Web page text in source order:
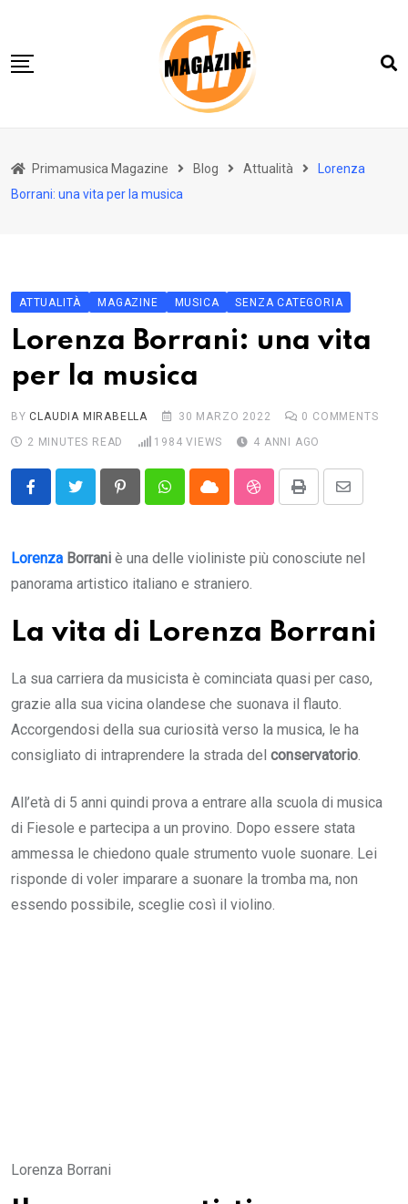
content
Blog
Primamusica Magazine Blog Attualità
Lorenza
Borrani: una vita per la musica
ATTUALITÀ MAGAZINE MUSICA SENZA CATEGORIA
Lorenza Borrani: una vita
per la musica
BY CLAUDIA MIRABELLA 30 MARZO 2022 0 COMMENTS
2 MINUTES READ
1984 VIEWS 4 ANNI AGO
PinterestWhatsappCloud StumbleUpon
Print
Share
Email
Lorenza Borrani è una delle violiniste più conosciute nel
panorama artistico italiano e straniero.
La vita di Lorenza Borrani
La sua carriera da musicista è cominciata quasi per caso,
grazie alla sua vicina olandese che suonava il flauto.
Accorgendosi della sua curiosità verso la musica, le ha
consigliato di intraprendere la strada del conservatorio.
All’età di 5 anni quindi prova a entrare alla scuola di musica
di Fiesole e partecipa a un provino. Dopo essere stata
ammessa le chiedono quale strumento vuole suonare. Lei
risponde di voler imparare a suonare la tromba ma, non
essendo possibile, sceglie così il violino.
Lorenza Borrani